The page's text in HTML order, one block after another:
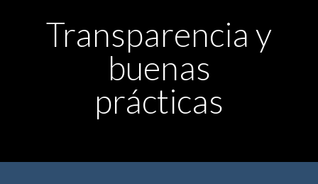
Transparencia y
buenas
prácticas